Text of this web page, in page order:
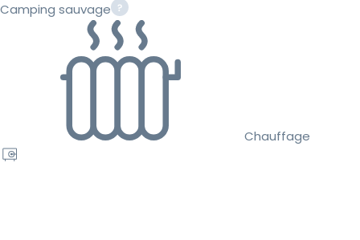
Camping sauvage
Chauffage